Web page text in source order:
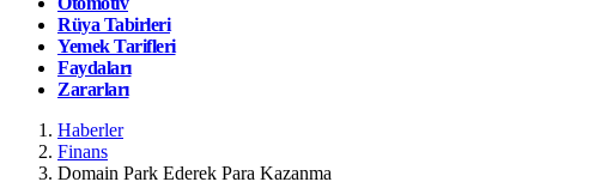
Rüya Tabirleri
Yemek Tarifleri
Faydaları
Zararları
Haberler
Finans
Domain Park Ederek Para Kazanma